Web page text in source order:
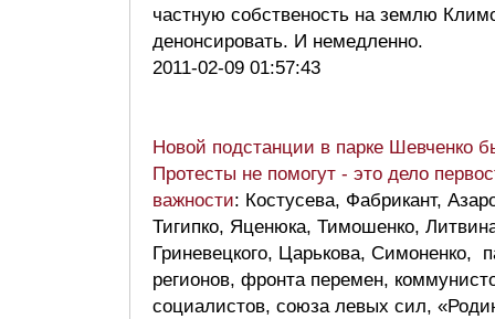
частную собственость на землю
денонсировать. И немедленно.
2011-02-09 01:57:43
Новой подстанции в парке Шевченко
Протесты не помогут - это дело
важности: Костусева, Фабрикант,
Тигипко, Яценюка, Тимошенко,
Гриневецкого, Царькова, Симоненко,
регионов, фронта перемен,
социалистов, союза левых сил,